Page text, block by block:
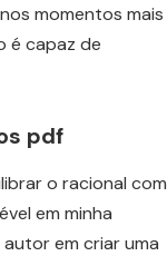
momentos mais
é capaz de
pdf
o racional com
em minha
em criar uma